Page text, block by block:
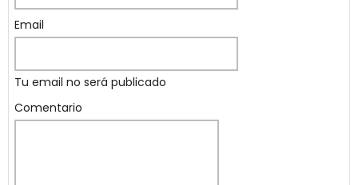
Email
Tu email no será publicado
Comentario